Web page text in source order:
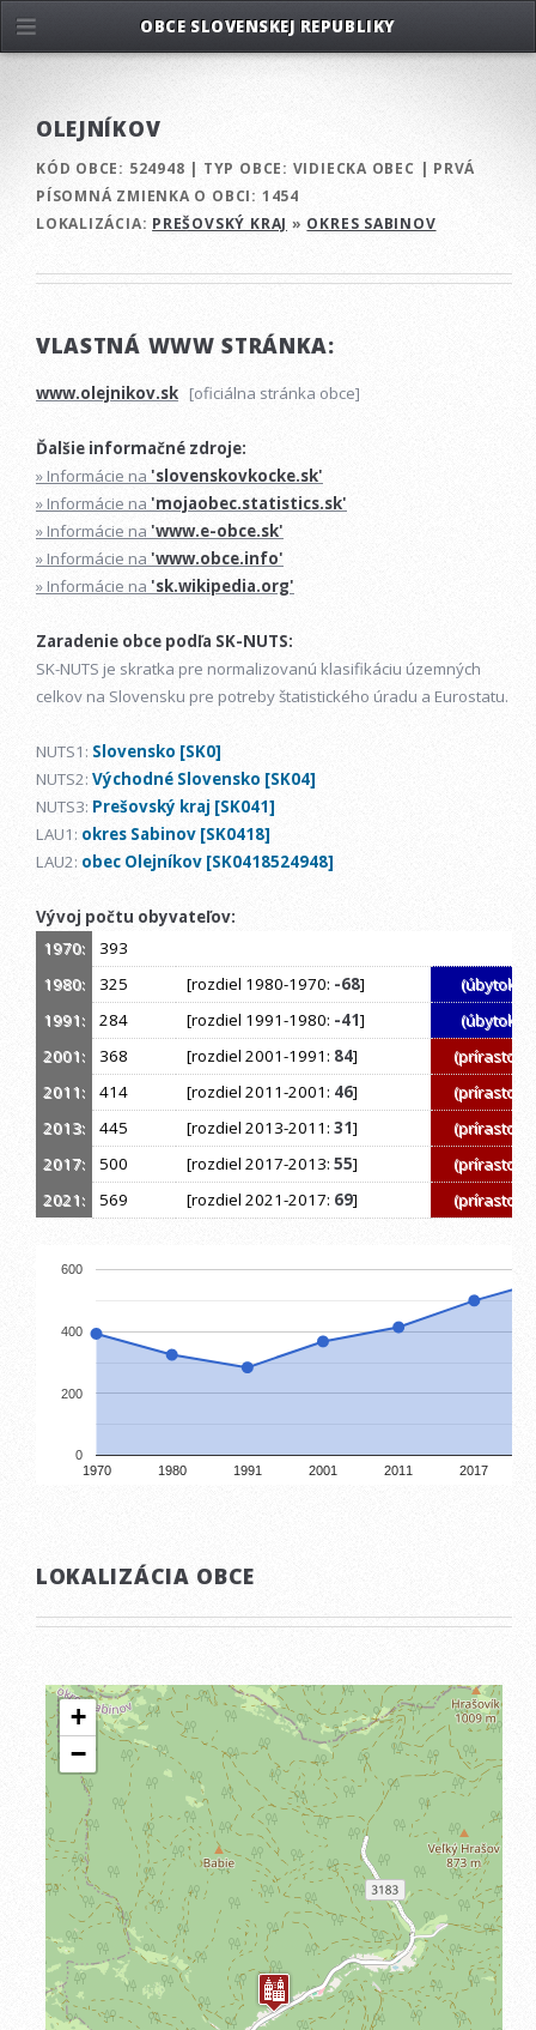
OLEJNÍKOV
KÓD OBCE: 524948 | TYP OBCE: VIDIECKA OBEC | PRVÁ
PÍSOMNÁ ZMIENKA O OBCI: 1454
LOKALIZÁCIA: PREŠOVSKÝ KRAJ » OKRES SABINOV
VLASTNÁ WWW STRÁNKA:
www.olejnikov.sk [oficiálna stránka obce]
Ďalšie informačné zdroje:
» Informácie na 'slovenskovkocke.sk'
» Informácie na 'mojaobec.statistics.sk'
» Informácie na 'www.e-obce.sk'
» Informácie na 'www.obce.info'
» Informácie na 'sk.wikipedia.org'
Zaradenie obce podľa SK-NUTS:
SK-NUTS je skratka pre normalizovanú klasifikáciu územných
celkov na Slovensku pre potreby štatistického úradu a Eurostatu.
NUTS1: Slovensko [SK0]
NUTS2: Východné Slovensko [SK04]
NUTS3: Prešovský kraj [SK041]
LAU1: okres Sabinov [SK0418]
LAU2: obec Olejníkov [SK0418524948]
Vývoj počtu obyvateľov:
1970:
393
1980:
325 [rozdiel 1980-1970: -68]
(úbytok)
1991:
284 [rozdiel 1991-1980: -41]
(úbytok)
2001:
368 [rozdiel 2001-1991: 84]
(prírastok)
2011:
414 [rozdiel 2011-2001: 46]
(prírastok)
2013:
445 [rozdiel 2013-2011: 31]
(prírastok)
2017:
500 [rozdiel 2017-2013: 55]
(prírastok)
2021:
569 [rozdiel 2021-2017: 69] (prírastok)
1970 1980 1991 2001 2011 2017
0
200
400
600
LOKALIZÁCIA OBCE
OBCE SLOVENSKEJ REPUBLIKY